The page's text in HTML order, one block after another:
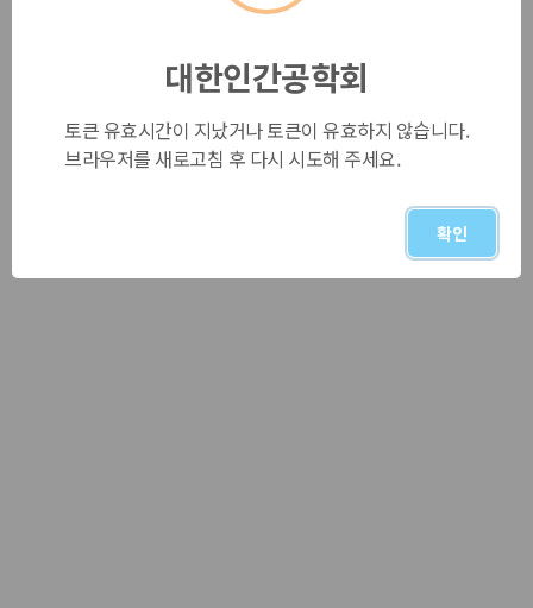
대한인간공학회
토큰 유효시간이 지났거나 토큰이 유효하지 않습니다.
브라우저를 새로고침 후 다시 시도해 주세요.
확인